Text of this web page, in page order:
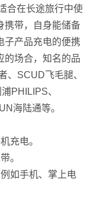
合在长途旅行中使
携带，自身能储备
子产品充电的便携
的场合，知名的品
、SCUD飞毛腿、
PHILIPS、
海陆通等。
充电。
。
如手机、掌上电